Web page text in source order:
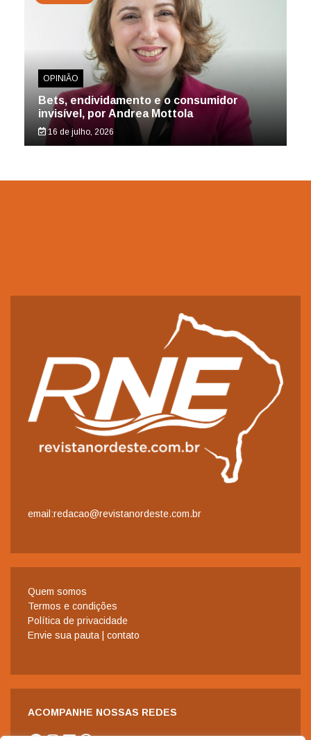
OPINIÃO
Bets, endividamento e o consumidor
invisível, por Andrea Mottola
16 de julho, 2026
email:redacao@revistanordeste.com.br
Quem somos
Termos e condições
Política de privacidade
Envie sua pauta | contato
ACOMPANHE NOSSAS REDES